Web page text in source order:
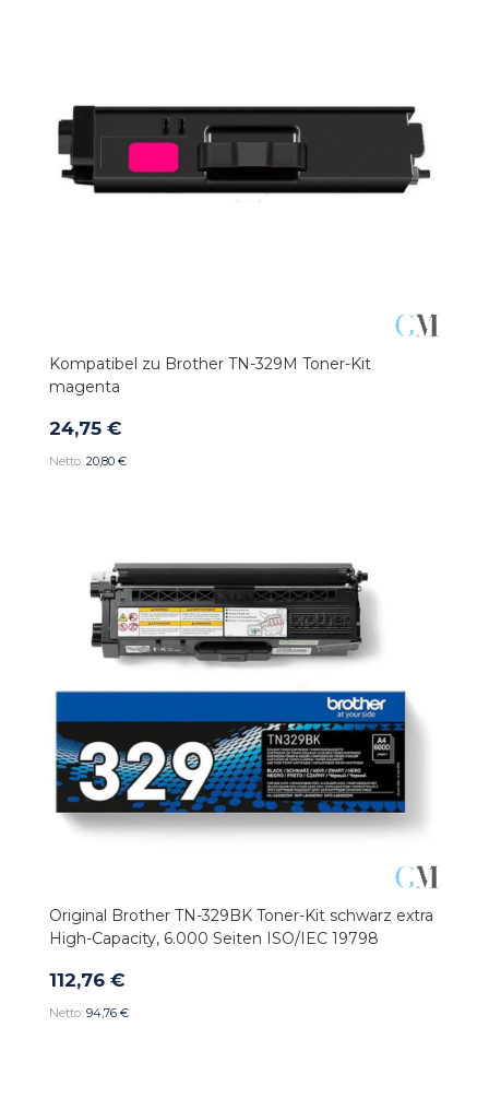
Kompatibel zu Brother TN-329M Toner-Kit
magenta
24,75 €
20,80 €
Original Brother TN-329BK Toner-Kit schwarz extra
High-Capacity, 6.000 Seiten ISO/IEC 19798
112,76 €
94,76 €